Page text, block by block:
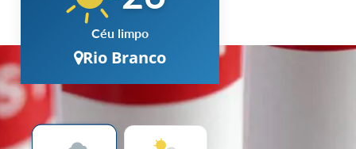
Céu limpo
Rio Branco
Chuva 12 % Vento 7 km/h